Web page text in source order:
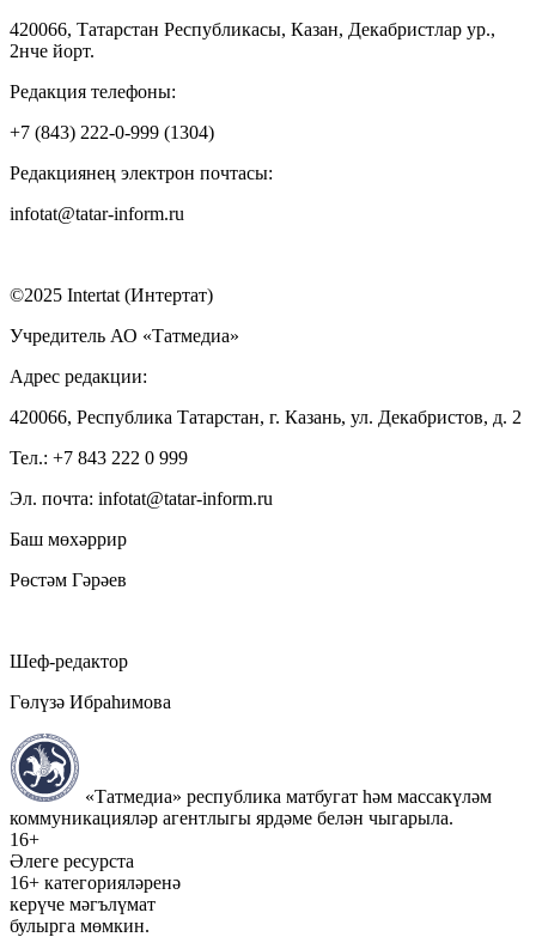
420066, Татарстан Республикасы, Казан, Декабристлар ур.,
2нче йорт.
Редакция телефоны:
+7 (843) 222-0-999 (1304)
Редакциянең электрон почтасы:
infotat@tatar-inform.ru
©2025 Intertat (Интертат)
Учредитель АО «Татмедиа»
Адрес редакции:
420066, Республика Татарстан, г. Казань, ул. Декабристов, д. 2
Тел.: +7 843 222 0 999
Эл. почта: infotat@tatar-inform.ru
Баш мөхәррир
Рөстәм Гәрәев
Шеф-редактор
Гөлүзә Ибраһимова
«Татмедиа» республика матбугат һәм массакүләм
коммуникацияләр агентлыгы ярдәме белән чыгарыла.
16+
Әлеге ресурста
16+ категорияләренә
керүче мәгълүмат
булырга мөмкин.